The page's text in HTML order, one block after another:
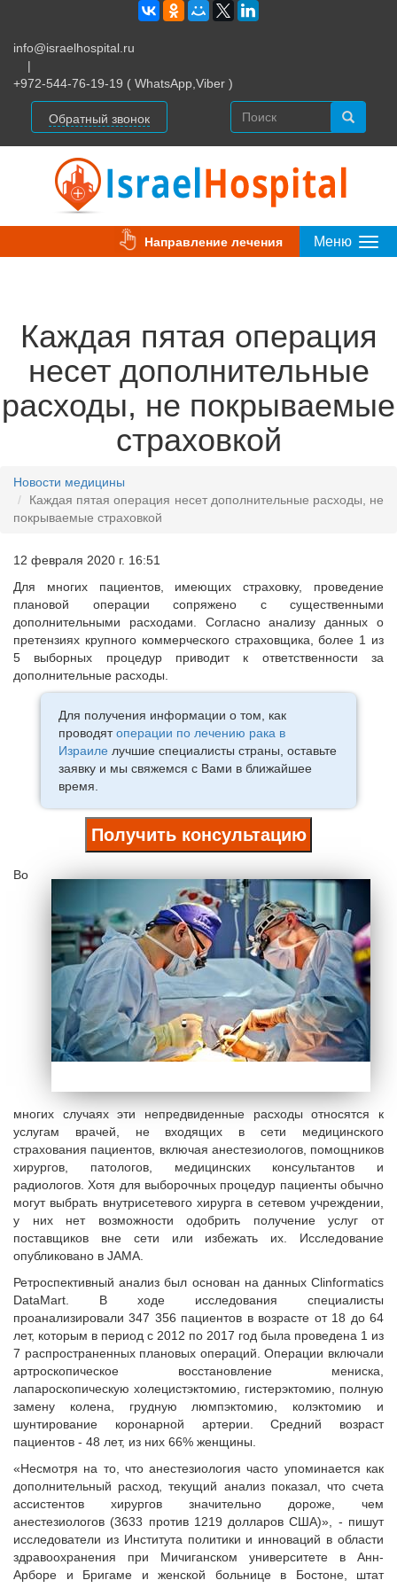
info@israelhospital.ru
|
+972-544-76-19-19 ( WhatsApp,Viber )
Обратный звонок
Меню
Направление лечения
Каждая пятая операция
несет дополнительные
расходы, не покрываемые
страховкой
Новости медицины
Каждая пятая операция несет дополнительные расходы, не
покрываемые страховкой
12 февраля 2020 г. 16:51
Для многих пациентов, имеющих страховку, проведение
плановой операции сопряжено с существенными
дополнительными расходами. Согласно анализу данных о
претензиях крупного коммерческого страховщика, более 1 из
5 выборных процедур приводит к ответственности за
дополнительные расходы.
Для получения информации о том, как
проводятоперации по лечению рака в
Израиле лучшие специалисты страны, оставьте
заявку и мы свяжемся с Вами в ближайшее
время.
Получить консультацию
Во
многих случаях эти непредвиденные расходы относятся к
услугам врачей, не входящих в сети медицинского
страхования пациентов, включая анестезиологов, помощников
хирургов, патологов, медицинских консультантов и
радиологов. Хотя для выборочных процедур пациенты обычно
могут выбрать внутрисетевого хирурга в сетевом учреждении,
у них нет возможности одобрить получение услуг от
поставщиков вне сети или избежать их. Исследование
опубликовано в JAMA.
Ретроспективный анализ был основан на данных Clinformatics
DataMart. В ходе исследования специалисты
проанализировали 347 356 пациентов в возрасте от 18 до 64
лет, которым в период с 2012 по 2017 год была проведена 1 из
7 распространенных плановых операций. Операции включали
артроскопическое восстановление мениска,
лапароскопическую холецистэктомию, гистерэктомию, полную
замену колена, грудную люмпэктомию, колэктомию и
шунтирование коронарной артерии. Средний возраст
пациентов - 48 лет, из них 66% женщины.
«Несмотря на то, что анестезиология часто упоминается как
дополнительный расход, текущий анализ показал, что счета
ассистентов хирургов значительно дороже, чем
анестезиологов (3633 против 1219 долларов США)», - пишут
исследователи из Института политики и инноваций в области
здравоохранения при Мичиганском университете в Анн-
Арборе и Бригаме и женской больнице в Бостоне, штат